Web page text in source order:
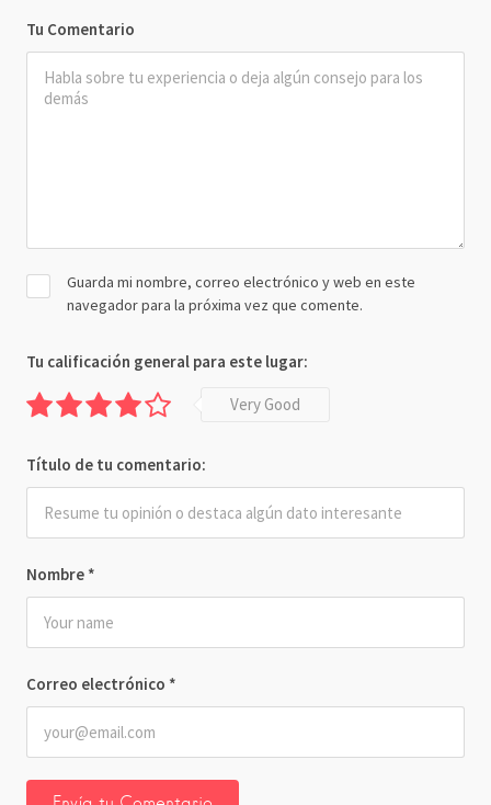
Tu Comentario
Nombre *
Correo electrónico *
Guarda mi nombre, correo electrónico y web en este
navegador para la próxima vez que comente.
Tu calificación general para este lugar:
Very Good
Título de tu comentario: